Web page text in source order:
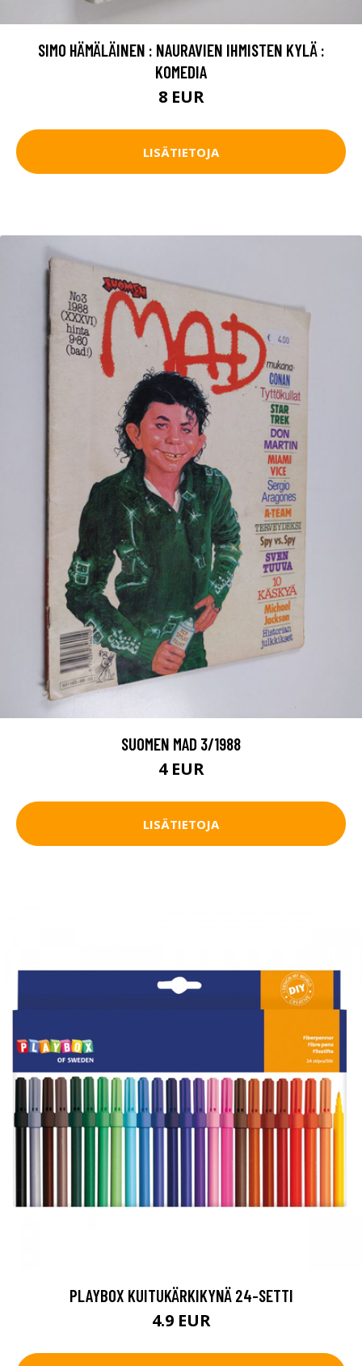
SIMO HÄMÄLÄINEN : NAURAVIEN IHMISTEN KYLÄ :
KOMEDIA
8 EUR
LISÄTIETOJA
SUOMEN MAD 3/1988
4 EUR
LISÄTIETOJA
PLAYBOX KUITUKÄRKIKYNÄ 24-SETTI
4.9 EUR